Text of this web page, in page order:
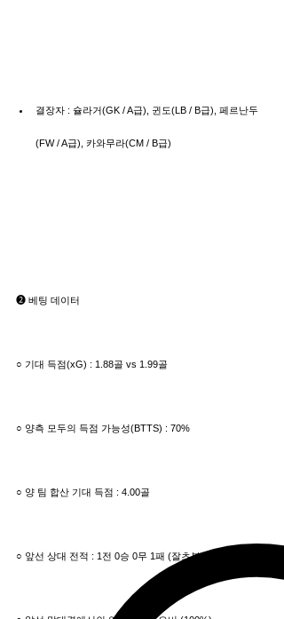
결장자 : 슐라거(GK / A급), 귄도(LB / B급), 페르난두
(FW / A급), 카와무라(CM / B급)
➋ 베팅 데이터
○ 기대 득점(xG) : 1.88골 vs 1.99골
○ 양측 모두의 득점 가능성(BTTS) : 70%
○ 양 팀 합산 기대 득점 : 4.00골
○ 앞선 상대 전적 : 1전 0승 0무 1패 (잘츠부르크 우세)